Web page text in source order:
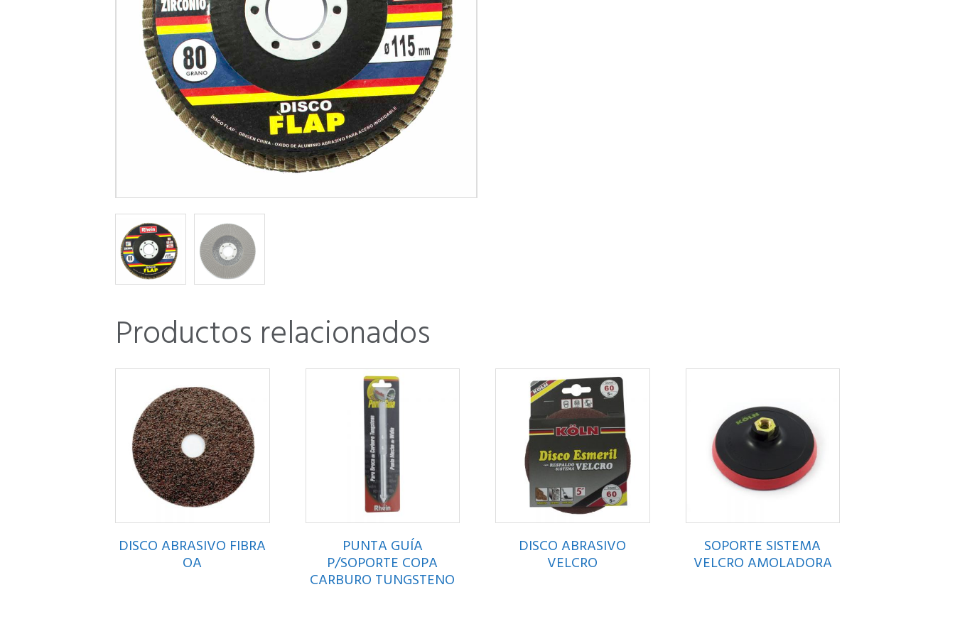
Productos relacionados
DISCO ABRASIVO FIBRA
OA
PUNTA GUÍA
P/SOPORTE COPA
CARBURO TUNGSTENO
DISCO ABRASIVO
VELCRO
SOPORTE SISTEMA
VELCRO AMOLADORA